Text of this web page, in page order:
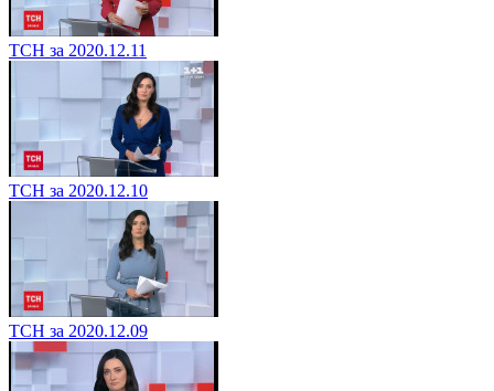
ТСН за 2020.12.11
ТСН за 2020.12.10
ТСН за 2020.12.09